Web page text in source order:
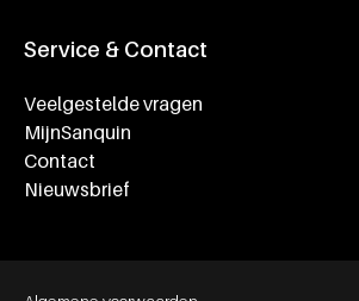
Service & Contact
Veelgestelde vragen
MijnSanquin
Contact
Nieuwsbrief